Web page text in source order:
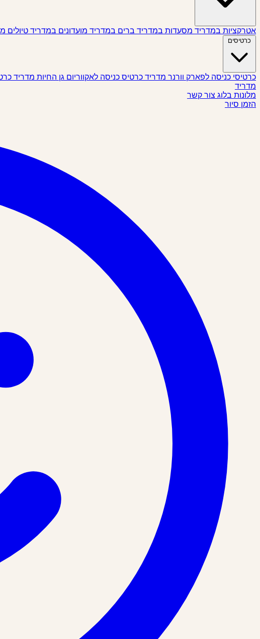
אטרקציות במדריד מסעדות במדריד ברים במדריד מועדונים במדריד טיולים
כרטיסים
כרטיסי כניסה לפארק וורנר מדריד כרטיס כניסה לאקווריום גן החיות מדריד
מדריד
מלונות בלוג צור קשר
הזמן סיור